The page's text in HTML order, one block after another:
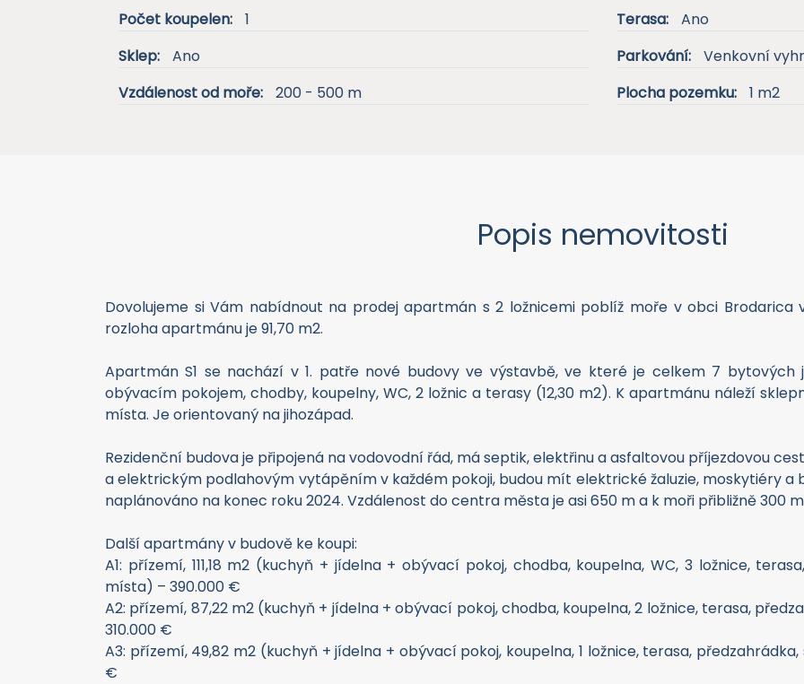
Počet koupelen:
1 Terasa:
Ano
Sklep:
Ano Parkování:
Venkovní
Vzdálenost od moře:
200 - 500 m Plocha pozemku: 1 m2
Popis nemovitosti
Dovolujeme si Vám nabídnout na prodej apartmán s 2 ložnicemi poblíž moře v obci Brodarica
rozloha apartmánu je 91,70 m2.
Apartmán S1 se nachází v 1. patře nové budovy ve výstavbě, ve které je celkem 7 bytových
obývacím pokojem, chodby, koupelny, WC, 2 ložnic a terasy (12,30 m2). K apartmánu náleží
místa. Je orientovaný na jihozápad.
Rezidenční budova je připojená na vodovodní řád, má septik, elektřinu a asfaltovou příjezdovou
a elektrickým podlahovým vytápěním v každém pokoji, budou mít elektrické žaluzie, moskytiéry a
naplánováno na konec roku 2024. Vzdálenost do centra města je asi 650 m a k moři přibližně 300
Další apartmány v budově ke koupi:
A1: přízemí, 111,18 m2 (kuchyň + jídelna + obývací pokoj, chodba, koupelna, WC, 3 ložnice,
místa) – 390.000 €
A2: přízemí, 87,22 m2 (kuchyň + jídelna + obývací pokoj, chodba, koupelna, 2 ložnice, terasa,
310.000 €
A3: přízemí, 49,82 m2 (kuchyň + jídelna + obývací pokoj, koupelna, 1 ložnice, terasa,
€